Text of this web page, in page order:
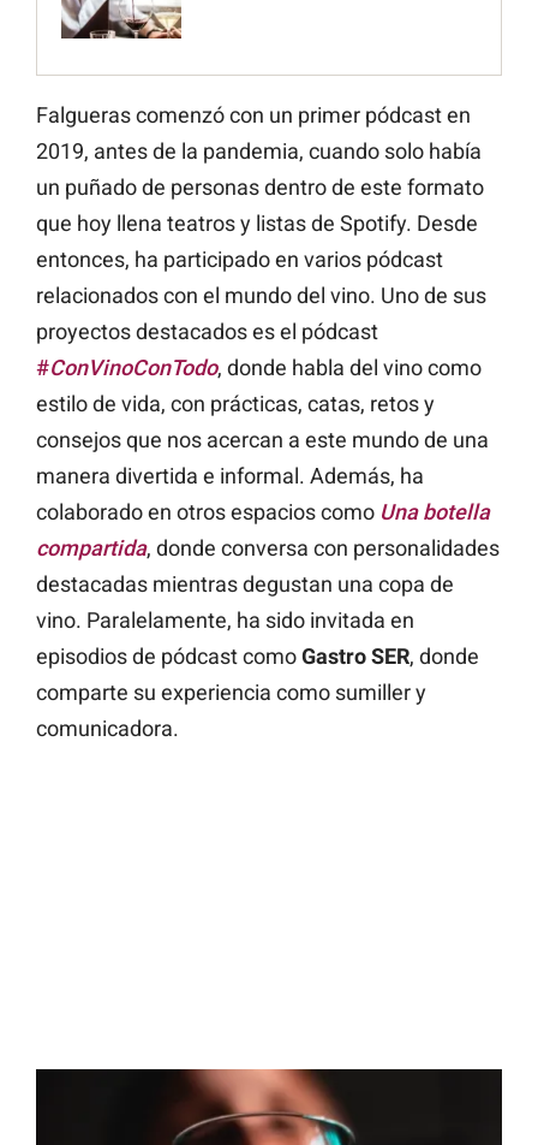
Falgueras comenzó con un primer pódcast en
2019, antes de la pandemia, cuando solo había
un puñado de personas dentro de este formato
que hoy llena teatros y listas de Spotify. Desde
entonces, ha participado en varios pódcast
relacionados con el mundo del vino. Uno de sus
proyectos destacados es el pódcast
#ConVinoConTodo, donde habla del vino como
estilo de vida, con prácticas, catas, retos y
consejos que nos acercan a este mundo de una
manera divertida e informal. Además, ha
colaborado en otros espacios como Una botella
compartida, donde conversa con personalidades
destacadas mientras degustan una copa de
vino. Paralelamente, ha sido invitada en
episodios de pódcast comoGastro SER, donde
comparte su experiencia como sumiller y
comunicadora.